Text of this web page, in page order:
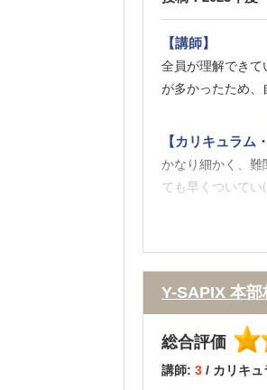
【講師】
全員が理解できて
が多かったため、
【カリキュラム
かなり細かく、難
ても早くついてい
ーなどが飲み放題
【サポート体制
各教科の先生から
Y-SAPIX 本部
総合評価
講師: 3 / カリキュ